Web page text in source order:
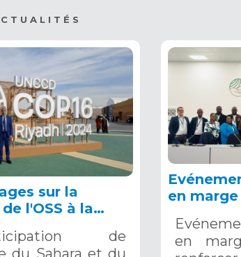
sur la
l'OSS à la
en Arabie
de
du Sahara et du
en marge
grâce
Précoce
en